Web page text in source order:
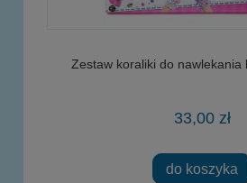
Zestaw koraliki do nawlekania
33,00 zł
do koszyka